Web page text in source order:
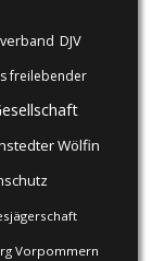
DJV
freilebender
Wölfin
Vorpommern